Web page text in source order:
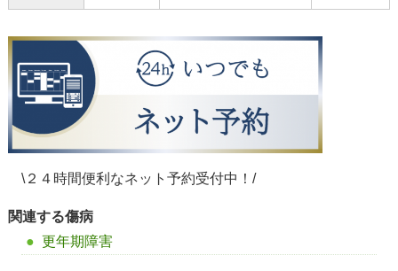
\２４時間便利なネット予約受付中！/
関連する傷病
更年期障害